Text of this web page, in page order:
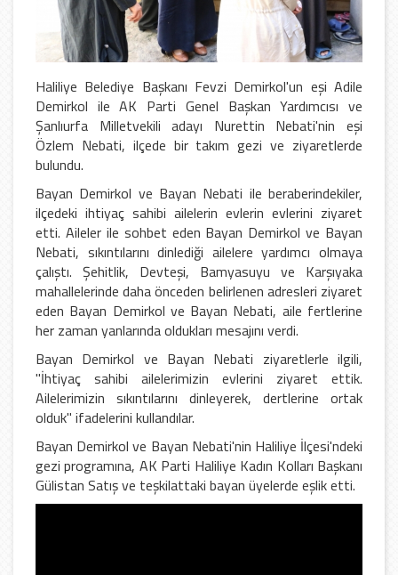
Haliliye Belediye Başkanı Fevzi Demirkol'un eşi Adile
Demirkol ile AK Parti Genel Başkan Yardımcısı ve
Şanlıurfa Milletvekili adayı Nurettin Nebati'nin eşi
Özlem Nebati, ilçede bir takım gezi ve ziyaretlerde
bulundu.
Bayan Demirkol ve Bayan Nebati ile beraberindekiler,
ilçedeki ihtiyaç sahibi ailelerin evlerin evlerini ziyaret
etti. Aileler ile sohbet eden Bayan Demirkol ve Bayan
Nebati, sıkıntılarını dinlediği ailelere yardımcı olmaya
çalıştı. Şehitlik, Devteşi, Bamyasuyu ve Karşıyaka
mahallelerinde daha önceden belirlenen adresleri ziyaret
eden Bayan Demirkol ve Bayan Nebati, aile fertlerine
her zaman yanlarında oldukları mesajını verdi.
Bayan Demirkol ve Bayan Nebati ziyaretlerle ilgili,
"İhtiyaç sahibi ailelerimizin evlerini ziyaret ettik.
Ailelerimizin sıkıntılarını dinleyerek, dertlerine ortak
olduk" ifadelerini kullandılar.
Bayan Demirkol ve Bayan Nebati'nin Haliliye İlçesi'ndeki
gezi programına, AK Parti Haliliye Kadın Kolları Başkanı
Gülistan Satış ve teşkilattaki bayan üyelerde eşlik etti.